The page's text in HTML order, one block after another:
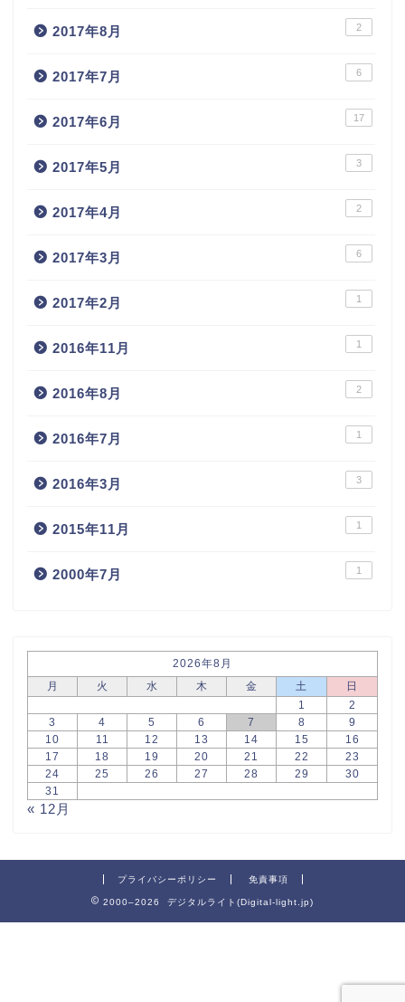
2017年8月 2
2017年7月 6
2017年6月 17
2017年5月 3
2017年4月 2
2017年3月 6
2017年2月 1
2016年11月 1
2016年8月 2
2016年7月 1
2016年3月 3
2015年11月 1
2000年7月 1
2026年8月
月
火 水 木 金 土
日
1
2
3
4 5 6 7 8
9
10
11 12 13 14 15
16
17
18 19 20 21 22
23
24
25 26 27 28 29
30
31
« 12月
プライバシーポリシー 免責事項
2000–2026 デジタルライト(Digital-light.jp)